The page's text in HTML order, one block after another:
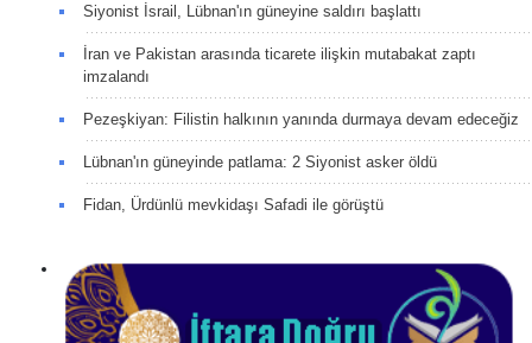
Siyonist İsrail, Lübnan'ın güneyine saldırı başlattı
İran ve Pakistan arasında ticarete ilişkin mutabakat zaptı
imzalandı
Pezeşkiyan: Filistin halkının yanında durmaya devam edeceğiz
Lübnan'ın güneyinde patlama: 2 Siyonist asker öldü
Fidan, Ürdünlü mevkidaşı Safadi ile görüştü